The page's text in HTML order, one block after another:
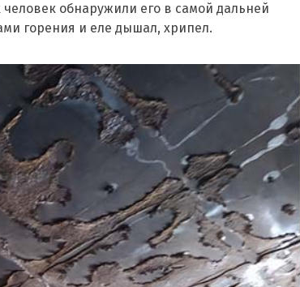
обнаружили его в самой дальней
горения и еле дышал, хрипел.